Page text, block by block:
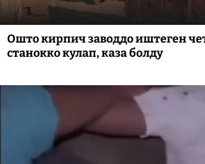
Ошто кирпич заводдо иштеген
станокко кулап, каза болду